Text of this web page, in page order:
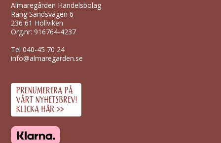
Almaregården Handelsbolag
Räng Sandsvägen 6
236 61 Höllviken
Org.nr: 916764-4237
Tel040-45 70 24
info@almaregarden.se